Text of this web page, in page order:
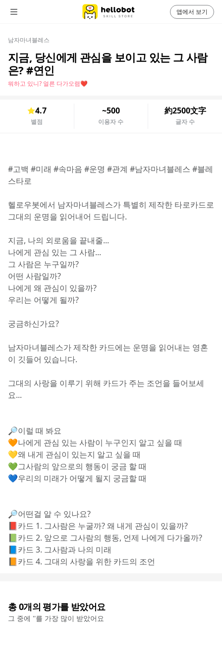
남자마녀블레스
지금, 당신에게 관심을 보이고 있는 그 사람
은? #연인
뭐하고 있니? 얼른 다가오렴❤️
4.7
별점
~500
이용자 수
約2500文字
글자 수
#고백 #미래 #속마음 #운명 #관계 #남자마녀블레스 #블레
스타로
헬로우봇에서 남자마녀블레스가 특별히 제작한 타로카드로
그대의 운명을 읽어내어 드립니다.
지금, 나의 외로움을 끝내줄...
나에게 관심 있는 그 사람...
그 사람은 누구일까?
어떤 사람일까?
나에게 왜 관심이 있을까?
우리는 어떻게 될까?
궁금하신가요?
남자마녀블레스가 제작한 카드에는 운명을 읽어내는 영혼
이 깃들어 있습니다.
그대의 사랑을 이루기 위해 카드가 주는 조언을 들어보세
요...
🔎이럴 때 봐요
🧡나에게 관심 있는 사람이 누구인지 알고 싶을 때
💛왜 내게 관심이 있는지 알고 싶을 때
💚그사람의 앞으로의 행동이 궁금 할 때
💙우리의 미래가 어떻게 될지 궁금할 때
🔎어떤걸 알 수 있나요?
📕카드 1. 그사람은 누굴까? 왜 내게 관심이 있을까?
📗카드 2. 앞으로 그사람의 행동, 언제 나에게 다가올까?
📘카드 3. 그사람과 나의 미래
📙카드 4. 그대의 사랑을 위한 카드의 조언
총0개의 평가를 받았어요
그 중에 ''를 가장 많이 받았어요
앱에서 보기